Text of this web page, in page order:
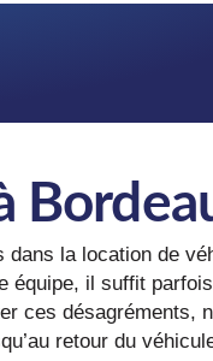
dans la location de
équipe, il suffit
ces désagréments,
retour du